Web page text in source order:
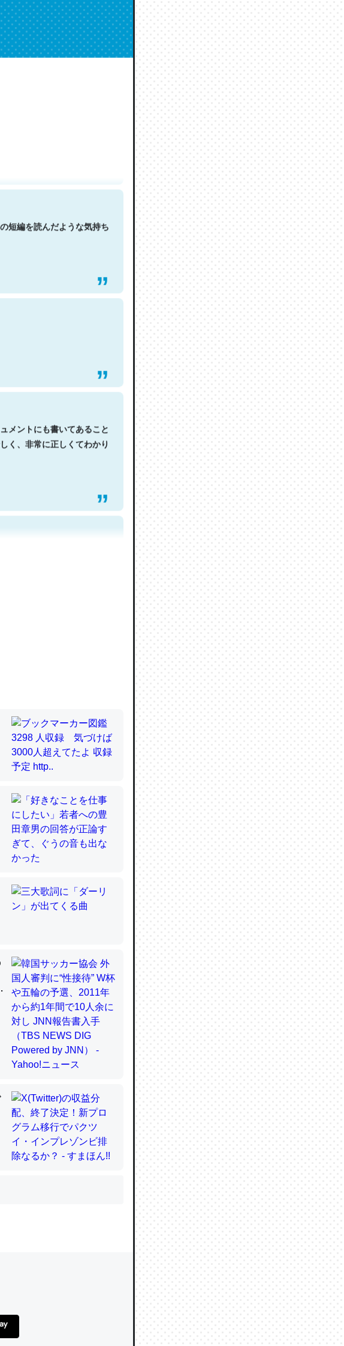
hit. Shit.
短編を読んだような気持ち
メントにも書いてあること
く、非常に正しくてわかり
る記事が少ないので貴重
進化すればするほど分かり
ロギのカルシウム分はエビ
」に関する新仮説
）はカルシウムを使わずキ
」に関する新仮説
苦労してるんだな…。腹足
」に関する新仮説
Ringも置こうかと画策
充電中かが分かるのでこ
ュニケーションが劇的に変化し
ニケーションが劇的に変化し